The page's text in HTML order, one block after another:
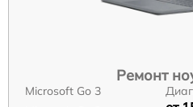
Ремонт
Microsoft Go 3